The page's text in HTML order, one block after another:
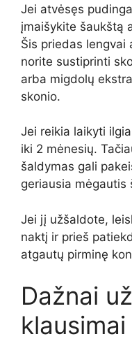
Jei atvėsęs
įmaišykite šaukštą
Šis priedas lengvai
norite sustiprinti
arba migdolų
skonio.
Jei reikia laikyti
iki 2 mėnesių.
šaldymas gali
geriausia mėgautis
Jei jį užšaldote,
naktį ir prieš
atgautų pirminę
Dažnai
klausimai